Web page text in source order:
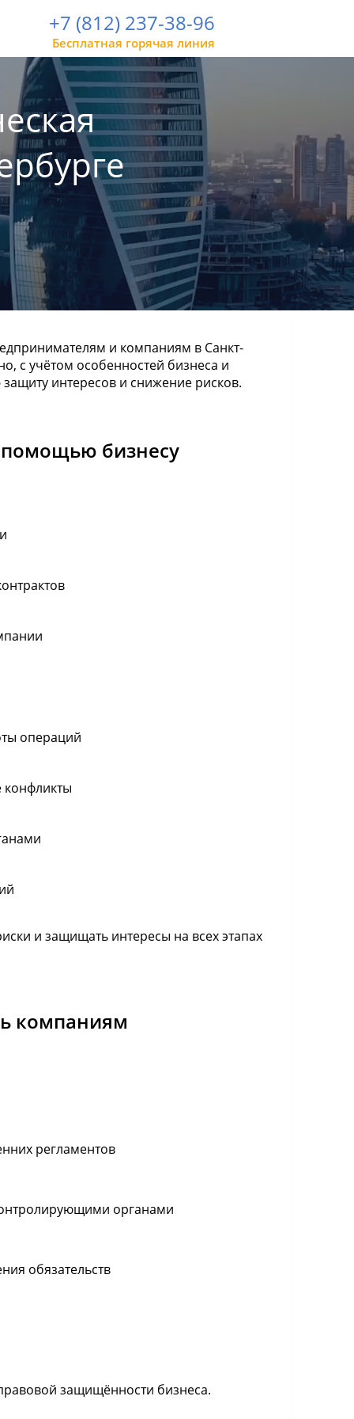
+7 (812) 237-38-96
Бесплатная горячая линия
и компаниям в Санкт-
с учётом особенностей бизнеса и
интересов и снижение рисков.
помощью бизнесу
операций
конфликты
и защищать интересы на всех этапах
компаниям
регламентов
органами
обязательств
защищённости бизнеса.